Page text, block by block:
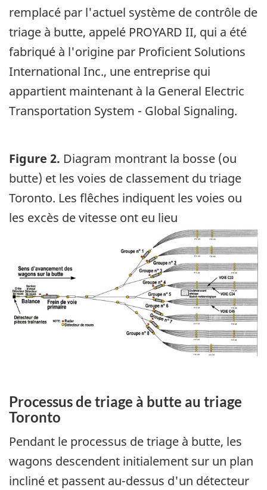
remplacé par l'actuel système de contrôle de
triage à butte, appelé PROYARD II, qui a été
fabriqué à l'origine par Proficient Solutions
International Inc., une entreprise qui
appartient maintenant à la General Electric
Transportation System - Global Signaling.
Figure 2. Diagram montrant la bosse (ou
butte) et les voies de classement du triage
Toronto. Les flêches indiquent les voies ou
les excès de vitesse ont eu lieu
Processus de triage à butte au triage
Toronto
Pendant le processus de triage à butte, les
wagons descendent initialement sur un plan
incliné et passent au-dessus d'un détecteur